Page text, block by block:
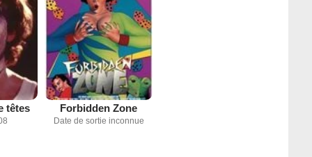
têtes Forbidden Zone
Date de sortie inconnue